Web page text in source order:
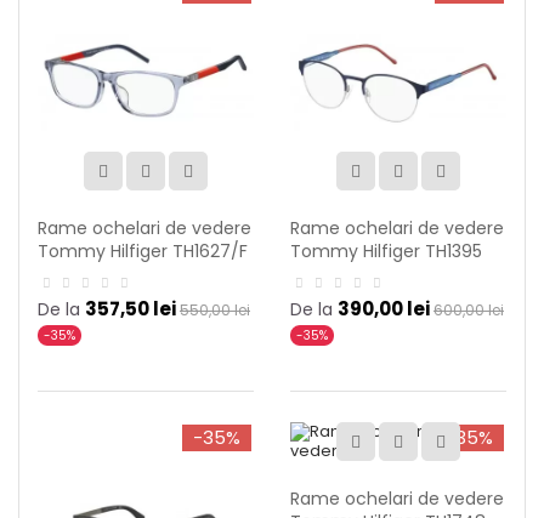
Rame ochelari de vedere
Tommy Hilfiger TH1627/F
PJP
De la 357,50 lei550,00 lei
-35%
Rame ochelari de vedere
Tommy Hilfiger TH1395
R19
De la 390,00 lei600,00 lei
-35%
-35% -35%
Rame ochelari de vedere